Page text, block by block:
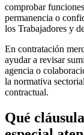
comprobar
permanencia o
los Trabajadores y
En contratación
ayudar a revisar
agencia o
la normativa
contractual.
Qué